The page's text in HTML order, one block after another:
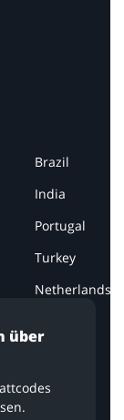
über
Brazil
India
Portugal
Turkey
Netherlands